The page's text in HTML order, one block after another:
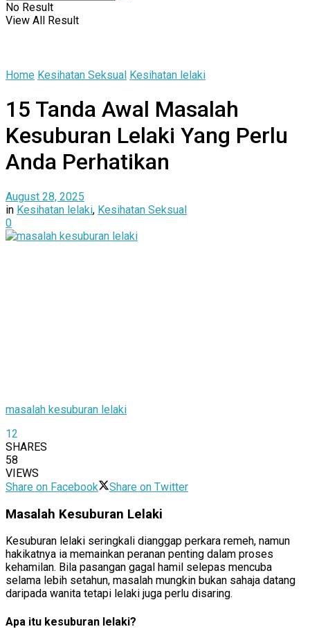
No Result
View All Result
Home Kesihatan Seksual Kesihatan lelaki
15 Tanda Awal Masalah
Kesuburan Lelaki Yang Perlu
Anda Perhatikan
August 28, 2025
in Kesihatan lelaki, Kesihatan Seksual
0
masalah kesuburan lelaki
12
SHARES
58
VIEWS
Share on Facebook
Share on Twitter
Masalah Kesuburan Lelaki
Kesuburan lelaki seringkali dianggap perkara remeh, namun
hakikatnya ia memainkan peranan penting dalam proses
kehamilan. Bila pasangan gagal hamil selepas mencuba
selama lebih setahun, masalah mungkin bukan sahaja datang
daripada wanita tetapi lelaki juga perlu disaring.
Apa itu kesuburan lelaki?